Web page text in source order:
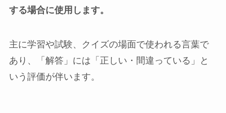
する場合に使用します。
主に学習や試験、クイズの場面で使われる言葉で
あり、「解答」には「正しい・間違っている」と
いう評価が伴います。